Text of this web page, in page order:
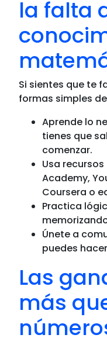
la falta
Si sientes que te
formas simples
Aprende lo
tienes que
comenzar.
Usa
Academy,
Coursera o
Practica
Únete a
puedes
Las
más